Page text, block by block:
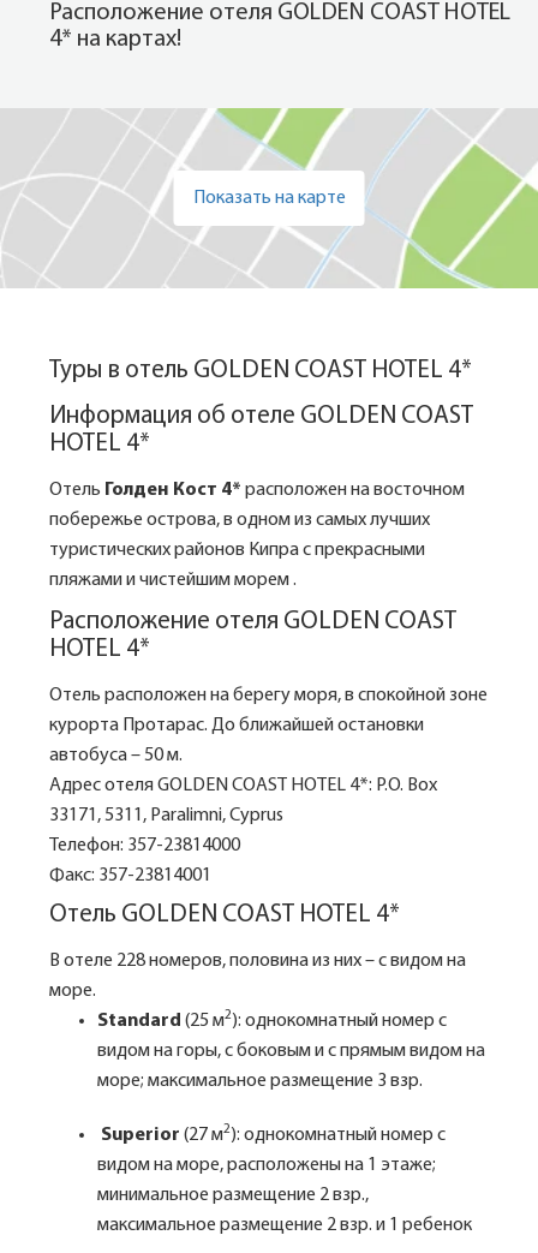
Расположение отеля GOLDEN COAST HOTEL
4* на картах!
Показать на карте
Туры в отель GOLDEN COAST HOTEL 4*
Информация об отеле GOLDEN COAST
HOTEL 4*
Отель Голден Кост 4* расположен на восточном
побережье острова, в одном из самых лучших
туристических районов Кипра с прекрасными
пляжами и чистейшим морем .
Расположение отеля GOLDEN COAST
HOTEL 4*
Отель расположен на берегу моря, в спокойной зоне
курорта Протарас. До ближайшей остановки
автобуса – 50 м.
Адрес отеля GOLDEN COAST HOTEL 4*: P.O. Box
33171, 5311, Paralimni, Cyprus
Телефон: 357-23814000
Факс: 357-23814001
Отель GOLDEN COAST HOTEL 4*
В отеле 228 номеров, половина из них – с видом на
море.
Standard (25 м2): однокомнатный номер с
видом на горы, с боковым и с прямым видом на
море; максимальное размещение 3 взр.
Superior (27 м2): однокомнатный номер с
видом на море, расположены на 1 этаже;
минимальное размещение 2 взр.,
максимальное размещение 2 взр. и 1 ребенок